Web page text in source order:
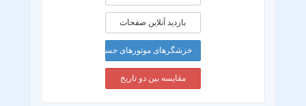
بازدید آنلاین صفحات
خزشگرهای موتورهای جستجو
مقایسه بین دو تاریخ